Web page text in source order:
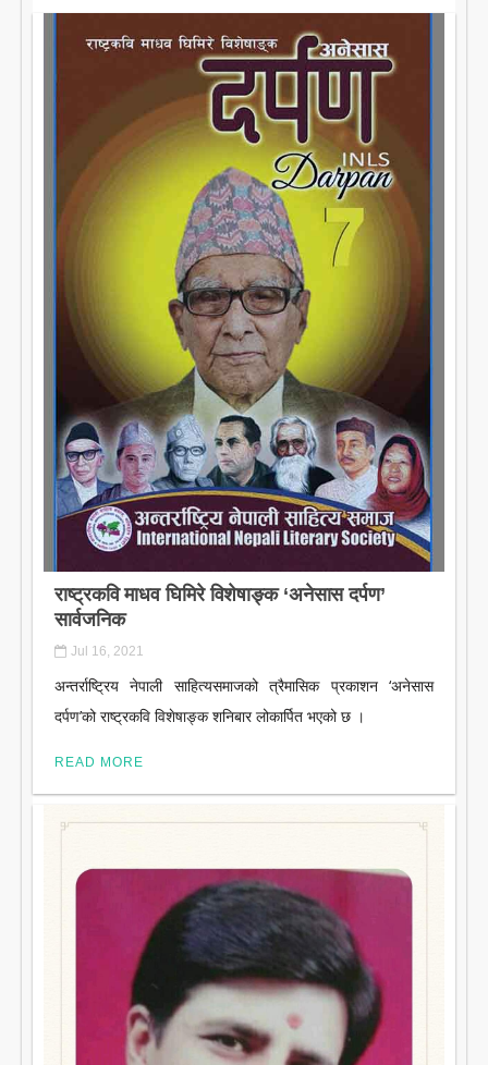
राष्ट्रकवि माधव घिमिरे विशेषाङ्क ‘अनेसास दर्पण’
सार्वजनिक
Jul 16, 2021
अन्तर्राष्ट्रिय नेपाली साहित्यसमाजको त्रैमासिक प्रकाशन ‘अनेसास
दर्पण’को राष्ट्रकवि विशेषाङ्क शनिबार लोकार्पित भएको छ ।
READ MORE